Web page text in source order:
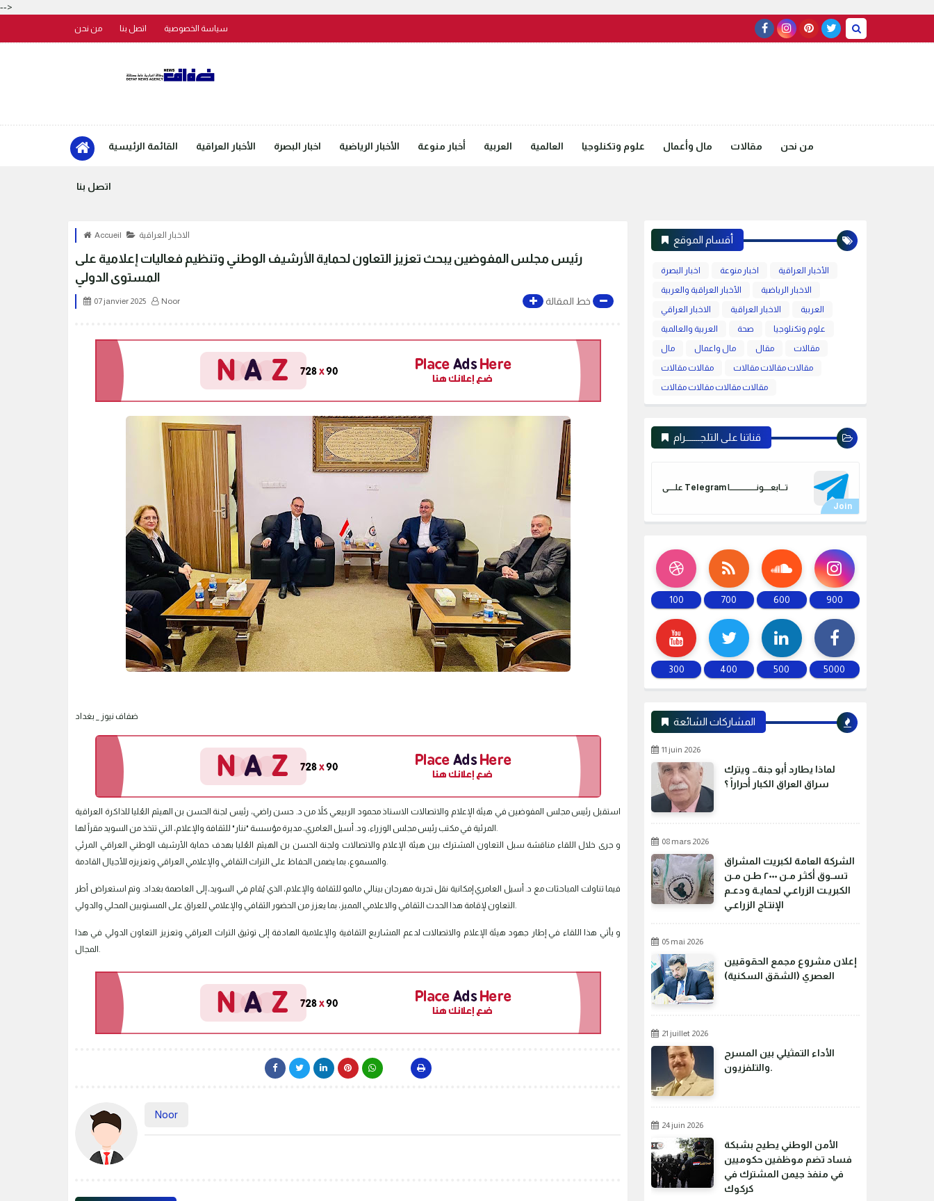
-->
من نحن اتصل بنا سياسة الخصوصية
القائمة الرئيسية الأخبار العراقية اخبار البصرة الأخبار الرياضية أخبار منوعة العربية العالمية علوم وتكنلوجيا مال وأعمال مقالات من نحن
اتصل بنا
Accueil الاخبار العراقية
رئيس مجلس المفوضين يبحث تعزيز التعاون لحماية الأرشيف الوطني وتنظيم فعاليات إعلامية على
المستوى الدولي
07 janvier 2025 Noor خط المقالة
استقبل رئيس مجلس المفوضين في هيئة الإعلام والاتصالات الاستاذ محمود الربيعي كلاً من د. حسن راضي، رئيس لجنة الحسن بن الهيثم العُليا للذاكرة العراقية
المرئية في مكتب رئيس مجلس الوزراء، ود. أسيل العامري، مديرة مؤسسة "ننار" للثقافة والإعلام، التي تتخذ من السويد مقراً لها.
و جرى خلال اللقاء مناقشة سبل التعاون المشترك بين هيئة الإعلام والاتصالات ولجنة الحسن بن الهيثم العُليا بهدف حماية الأرشيف الوطني العراقي المرئي
والمسموع، بما يضمن الحفاظ على التراث الثقافي والإعلامي العراقي وتعزيزه للأجيال القادمة.
فيما تناولت المباحثات مع د. أسيل العامري إمكانية نقل تجربة مهرجان بينالي مالمو للثقافة والإعلام، الذي يُقام في السويد، إلى العاصمة بغداد. وتم استعراض أطر
التعاون لإقامة هذا الحدث الثقافي والاعلامي المميز، بما يعزز من الحضور الثقافي والإعلامي للعراق على المستويين المحلي والدولي.
و يأتي هذا اللقاء في إطار جهود هيئة الإعلام والاتصالات لدعم المشاريع الثقافية والإعلامية الهادفة إلى توثيق التراث العراقي وتعزيز التعاون الدولي في هذا
المجال.
Noor
أقسام الموقع
اخبار البصرة اخبار منوعة
الأخبار العراقية
الأخبار العراقية والعربية
الاخبار الرياضية
الاخبار العراقي
الاخبار العراقية
العربية
العربية والعالمية
صحة
علوم وتكنلوجيا
مال
مال واعمال مقال
مقالات
مقالات مقالات
مقالات مقالات مقالات
مقالات مقالات مقالات مقالات
قناتنا على التلجـــــــرام
علـــــى Telegram تـــابعـــــونـــــــــــــــــــا
100 700 600 900
300 400 500 5000
المشاركات الشائعة
11 juin 2026
لماذا يطارد أبو جنة… ويترك
سراق العراق الكبار أحراراً ؟
08 mars 2026
الشركة العامة لكبريت المشراق
تسـوق أكثـر مـن ٢٠٠٠ طـن مـن
الكبريـت الزراعـي لحمايـة ودعـم
الإنتـاج الزراعـي
05 mai 2026
إعلان مشروع مجمع الحقوقيين
العصري (الشقق السكنية)
21 juillet 2026
الأداء التمثيلي بين المسرح
والتلفزيون.
24 juin 2026
الأمن الوطني يطيح بشبكة
فساد تضم موظفين حكوميين
في منفذ جيمن المشترك في
كركوك